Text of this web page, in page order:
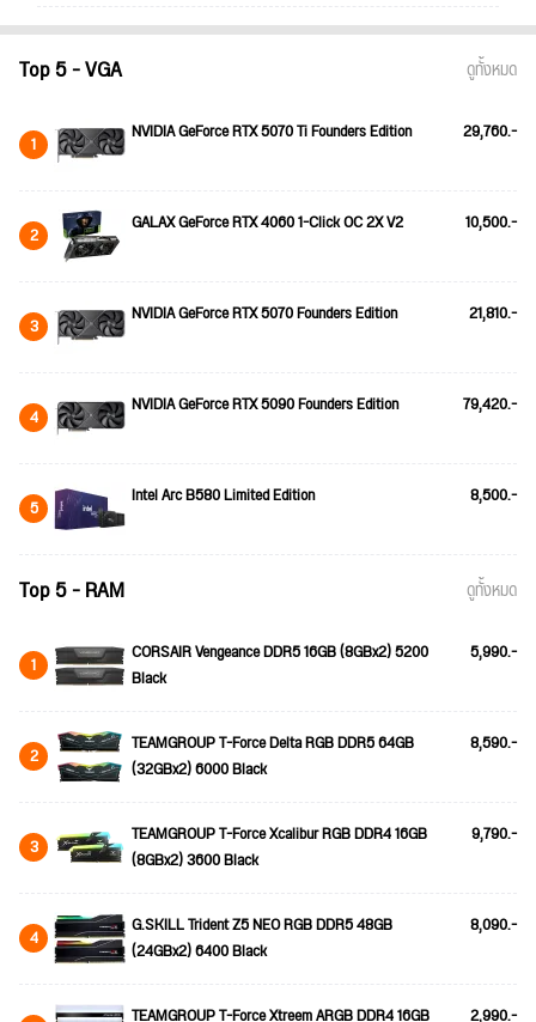
Top 5 - VGA ดูทั้งหมด
1 NVIDIA GeForce RTX 5070 Ti Founders Edition 29,760.-
2 GALAX GeForce RTX 4060 1-Click OC 2X V2 10,500.-
3 NVIDIA GeForce RTX 5070 Founders Edition 21,810.-
4 NVIDIA GeForce RTX 5090 Founders Edition 79,420.-
5 Intel Arc B580 Limited Edition 8,500.-
Top 5 - RAM ดูทั้งหมด
1
CORSAIR Vengeance DDR5 16GB (8GBx2) 5200
Black
5,990.-
2
TEAMGROUP T-Force Delta RGB DDR5 64GB
(32GBx2) 6000 Black
8,590.-
3
TEAMGROUP T-Force Xcalibur RGB DDR4 16GB
(8GBx2) 3600 Black
9,790.-
4
G.SKILL Trident Z5 NEO RGB DDR5 48GB
(24GBx2) 6400 Black
8,090.-